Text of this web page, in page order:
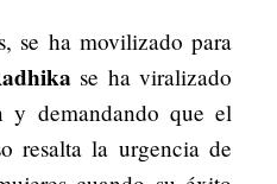
se ha movilizado para
se ha viralizado
y demandando que el
resalta la urgencia de